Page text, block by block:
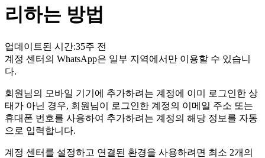
리하는 방법
업데이트된 시간:35주 전
계정 센터의 WhatsApp은 일부 지역에서만 이용할 수 있습니
다.
회원님의 모바일 기기에 추가하려는 계정에 이미 로그인한 상
태가 아닌 경우, 회원님이 로그인한 계정의 이메일 주소 또는
휴대폰 번호를 사용하여 추가하려는 계정의 해당 정보를 자동
으로 입력합니다.
계정 센터를 설정하고 연결된 환경을 사용하려면 최소 2개의